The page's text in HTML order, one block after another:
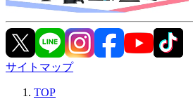
サイトマップ
TOP